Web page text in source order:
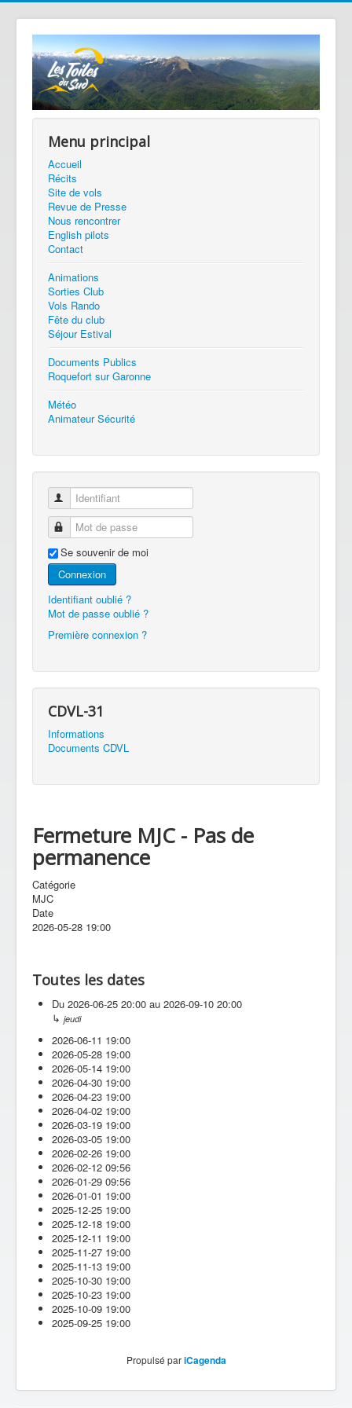
Menu principal
Accueil
Récits
Site de vols
Revue de Presse
Nous rencontrer
English pilots
Contact
Animations
Sorties Club
Vols Rando
Fête du club
Séjour Estival
Documents Publics
Roquefort sur Garonne
Météo
Animateur Sécurité
Identifiant
Mot de passe
Se souvenir de moi
Connexion
Identifiant oublié ?
Mot de passe oublié ?
Première connexion ?
CDVL-31
Informations
Documents CDVL
Fermeture MJC - Pas de
permanence
Catégorie
MJC
Date
2026-05-28 19:00
Toutes les dates
Du 2026-06-25 20:00 au 2026-09-10 20:00
↳ jeudi
2026-06-11 19:00
2026-05-28 19:00
2026-05-14 19:00
2026-04-30 19:00
2026-04-23 19:00
2026-04-02 19:00
2026-03-19 19:00
2026-03-05 19:00
2026-02-26 19:00
2026-02-12 09:56
2026-01-29 09:56
2026-01-01 19:00
2025-12-25 19:00
2025-12-18 19:00
2025-12-11 19:00
2025-11-27 19:00
2025-11-13 19:00
2025-10-30 19:00
2025-10-23 19:00
2025-10-09 19:00
2025-09-25 19:00
Propulsé pariCagenda